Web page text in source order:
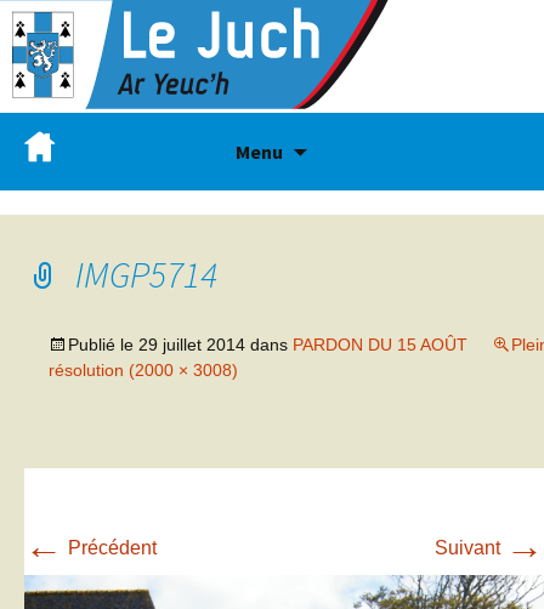
Menu
IMGP5714
Publié le 29 juillet 2014 dans PARDON DU 15 AOÛT
résolution (2000 × 3008)
← Précédent Suivant →